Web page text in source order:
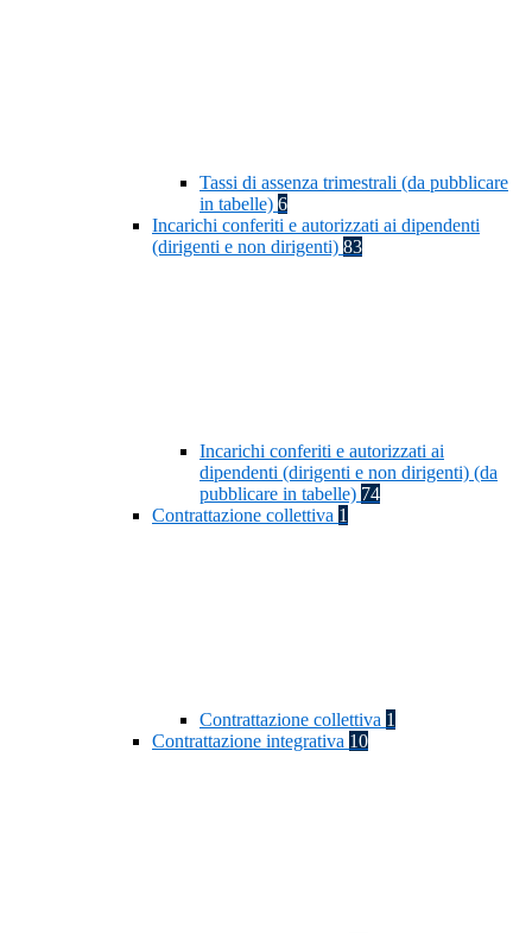
Tassi di assenza trimestrali (da pubblicare
in tabelle) 6
Incarichi conferiti e autorizzati ai dipendenti
(dirigenti e non dirigenti) 83
Incarichi conferiti e autorizzati ai
dipendenti (dirigenti e non dirigenti) (da
pubblicare in tabelle) 74
Contrattazione collettiva 1
Contrattazione collettiva 1
Contrattazione integrativa 10